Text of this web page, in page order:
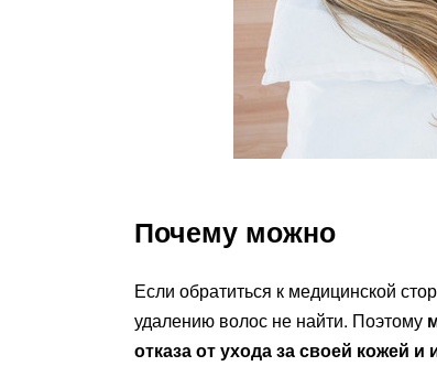
Почему можно
Если обратиться к медицинской
удалению волос не найти. Поэтому
отказа от ухода за своей кожей